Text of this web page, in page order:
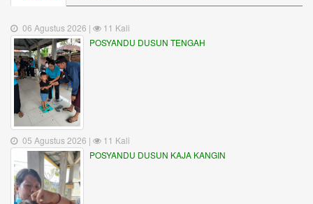
06 Agustus 2026 |
11 Kali
POSYANDU DUSUN TENGAH
05 Agustus 2026 |
11 Kali
POSYANDU DUSUN KAJA KANGIN